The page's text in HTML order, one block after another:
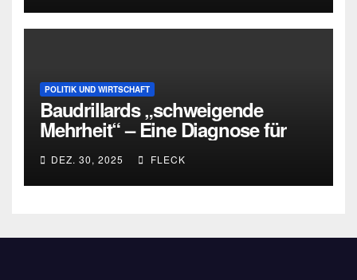
POLITIK UND WIRTSCHAFT
Baudrillards „schweigende
Mehrheit“ – Eine Diagnose für
heute
DEZ. 30, 2025 FLECK